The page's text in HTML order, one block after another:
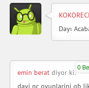
Dayı
0
emin berat diyor ki: